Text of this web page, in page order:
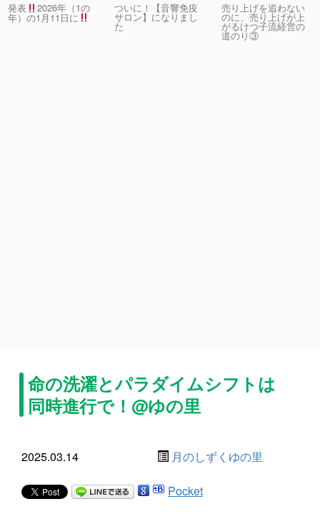
発表 2026年（1の
年）の1月11日に
ついに！【音響免疫
サロン】になりまし
た
売り上げを追わない
のに、売り上げが上
がるけつ子流経営の
道のり③
命の洗濯とパラダイムシフトは
同時進行で！@ゆの里
2025.03.14 月のしずくゆの里
Pocket